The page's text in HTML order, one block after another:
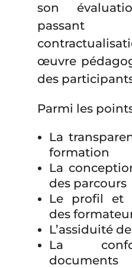
son
œuvre
des
Parmi les
La
formation
La
des parcours
Le profil et
des
L’assiduité
La